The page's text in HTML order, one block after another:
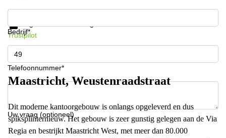
Bedrijf*
Telefoonnummer*
Uw vraag (optioneel)
Krijg informatie en prijzen
Trustpilot
Maastricht, Weustenraadstraat
Dit moderne kantoorgebouw is onlangs opgeleverd en dus
spiksplinternieuw. Het gebouw is zeer gunstig gelegen aan de Via
Regia en bestrijkt Maastricht West, met meer dan 80.000